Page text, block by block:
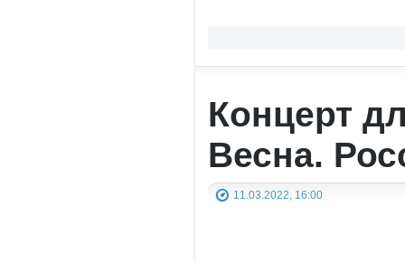
Концерт
Весна.
11.03.2022, 16:00